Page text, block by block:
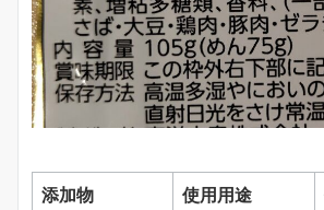
添加物 使用用途